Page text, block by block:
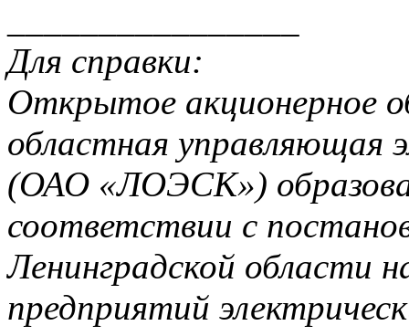
Для справки:
Открытое акционерное
областная управляющая
(ОАО «ЛОЭСК»)
соответствии с
Ленинградской области
предприятий